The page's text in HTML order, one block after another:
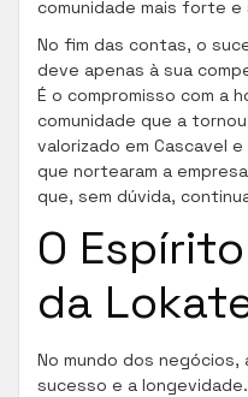
comunidade mais forte e
No fim das contas, o
deve apenas à sua
É o compromisso com a
comunidade que a
valorizado em Cascavel
que nortearam a
que, sem dúvida,
O
da
No mundo dos negócios,
sucesso e a